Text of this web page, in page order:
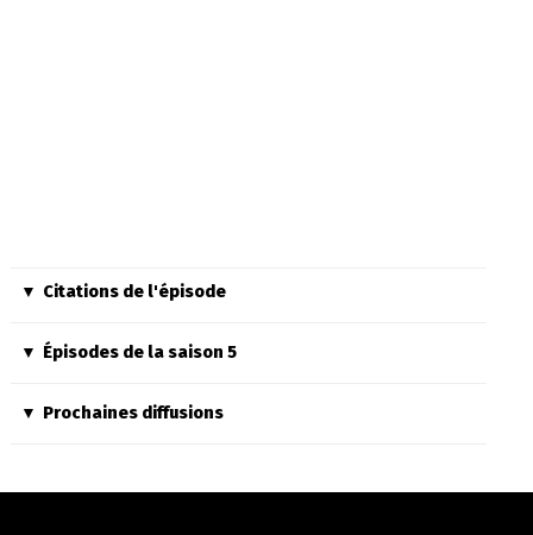
Citations de l'épisode
Épisodes de la saison 5
Prochaines diffusions